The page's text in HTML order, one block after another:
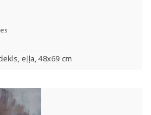
eļļa, 48x69 cm